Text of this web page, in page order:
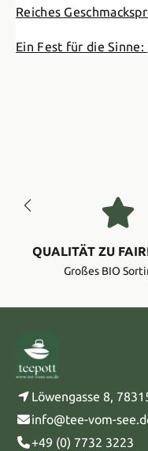
Reiches
Ein Fest für die Sinne:
QUALITÄT ZU
Großes BIO
Löwengasse 8,
info@tee-vom-
+49 (0) 7732 3223